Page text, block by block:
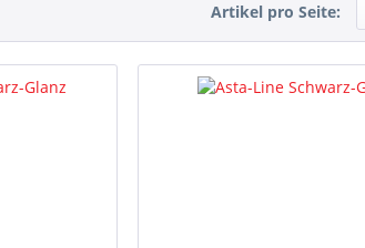
Artikel pro Seite: